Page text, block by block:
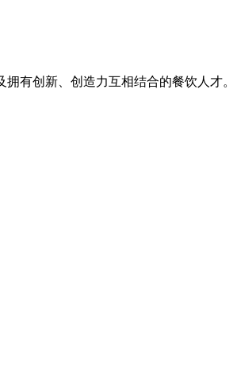
有创新、创造力互相结合的餐饮人才